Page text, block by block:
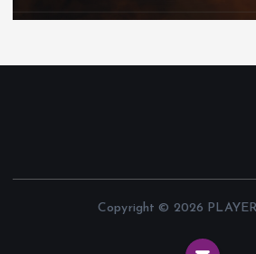
Copyright © 2026